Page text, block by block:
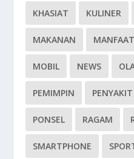
KHASIAT KULINER
MAKANAN MANFAAT
MOBIL NEWS
PEMIMPIN PENYAKIT
PONSEL RAGAM
SMARTPHONE